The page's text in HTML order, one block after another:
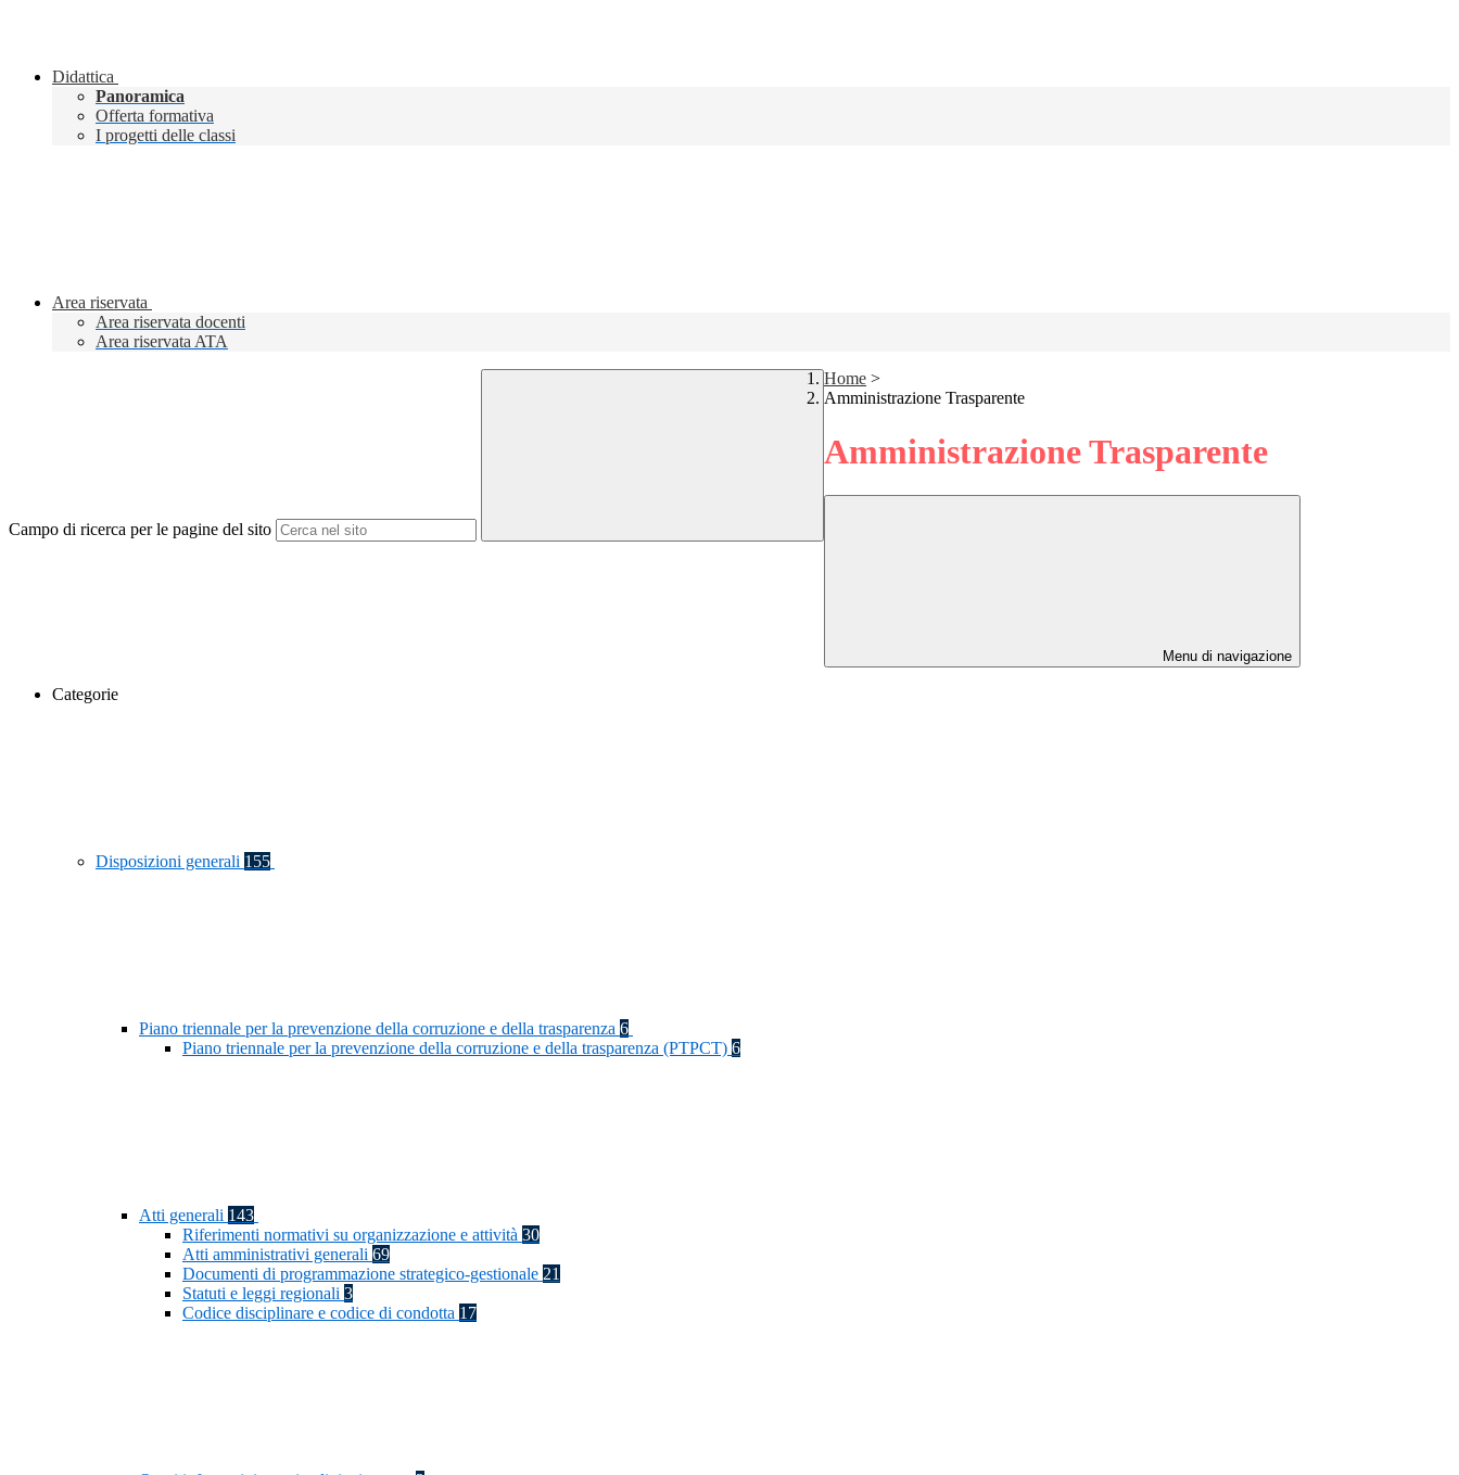
Didattica
Panoramica
Offerta formativa
I progetti delle classi
Area riservata
Area riservata docenti
Area riservata ATA
Campo di ricerca per le pagine del sito
Home >
Amministrazione Trasparente
Amministrazione Trasparente
Menu di navigazione
Categorie
Disposizioni generali 155
Piano triennale per la prevenzione della corruzione e della trasparenza 6
Piano triennale per la prevenzione della corruzione e della trasparenza (PTPCT) 6
Atti generali 143
Riferimenti normativi su organizzazione e attività 30
Atti amministrativi generali 69
Documenti di programmazione strategico-gestionale 21
Statuti e leggi regionali 3
Codice disciplinare e codice di condotta 17